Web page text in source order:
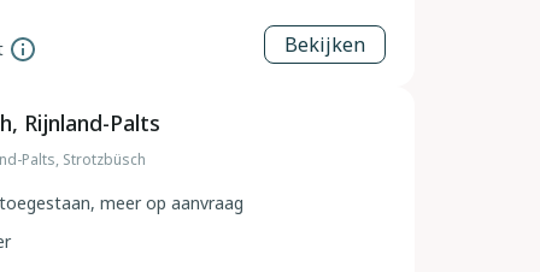
Bekijken
Rijnland-Palts
Palts, Strotzbüsch
meer op aanvraag